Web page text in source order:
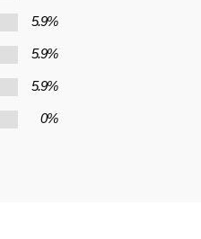
5.9%
5.9%
5.9%
0%